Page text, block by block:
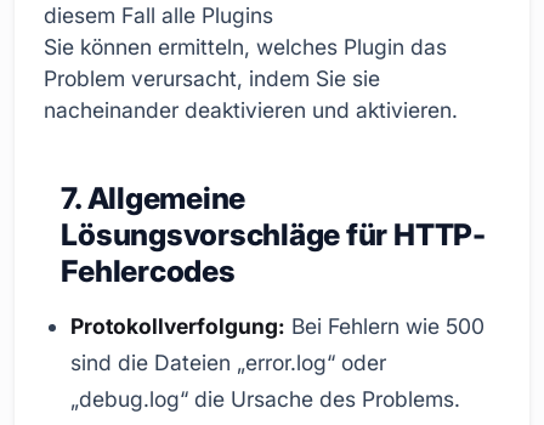
diesem Fall alle Plugins
Sie können ermitteln, welches Plugin das
Problem verursacht, indem Sie sie
nacheinander deaktivieren und aktivieren.
7. Allgemeine
Lösungsvorschläge für HTTP-
Fehlercodes
Protokollverfolgung: Bei Fehlern wie 500
sind die Dateien „error.log“ oder
„debug.log“ die Ursache des Problems.